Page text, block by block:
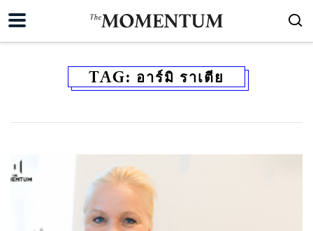
TAG: อาร์มิ ราเตีย